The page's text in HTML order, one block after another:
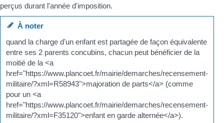
perçus durant l'année d'imposition.
À noter
quand la charge d'un enfant est partagée de façon équivalente
entre ses 2 parents concubins, chacun peut bénéficier de la
moitié de la <a
href="https://www.plancoet.fr/mairie/demarches/recensement-
militaire/?xml=R58943">majoration de parts</a> (comme
pour un <a
href="https://www.plancoet.fr/mairie/demarches/recensement-
militaire/?xml=F35120">enfant en garde alternée</a>).